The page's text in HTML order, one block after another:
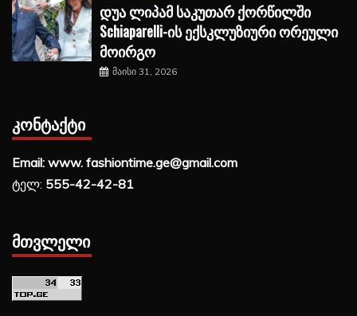
დუა ლიპამ საკუთარ ქორწილში
Schiaparelli-ის ექსკლუზიური ორეული
მოირგო
მაისი 31, 2026
ᲙᲝᲜᲢᲐᲥᲢᲘ
Email: www. fashiontime.ge@gmail.com
ტელ: 555-42-42-81
ᲛᲗᲕᲚᲔᲚᲘ